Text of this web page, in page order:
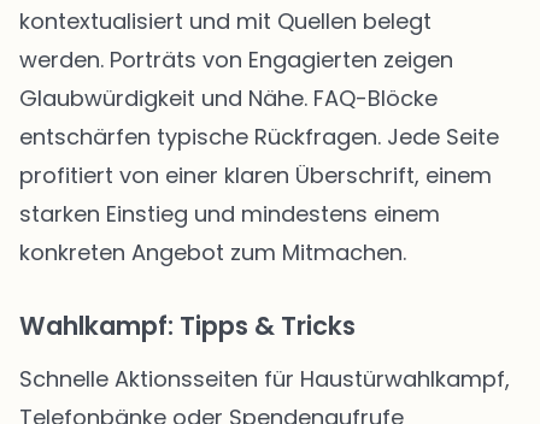
kontextualisiert und mit Quellen belegt
werden. Porträts von Engagierten zeigen
Glaubwürdigkeit und Nähe. FAQ-Blöcke
entschärfen typische Rückfragen. Jede Seite
profitiert von einer klaren Überschrift, einem
starken Einstieg und mindestens einem
konkreten Angebot zum Mitmachen.
Wahlkampf: Tipps & Tricks
Schnelle Aktionsseiten für Haustürwahlkampf,
Telefonbänke oder Spendenaufrufe